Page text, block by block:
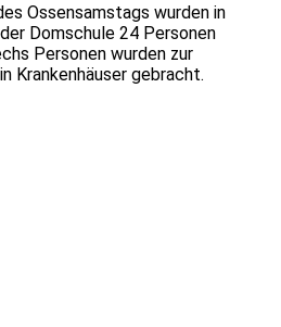
Ossensamstags wurden in
Domschule 24 Personen
Personen wurden zur
Krankenhäuser gebracht.